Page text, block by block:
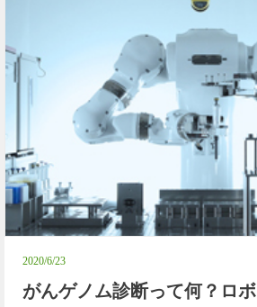
2020/6/23
がんゲノム診断って何？ロボ